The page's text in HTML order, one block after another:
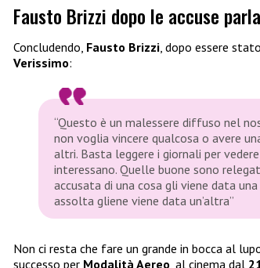
Fausto Brizzi dopo le accuse
Concludendo, Fausto Brizzi, dopo essere
Verissimo:
“Questo è un malessere diffuso nel
non voglia vincere qualcosa o avere
altri. Basta leggere i giornali per
interessano. Quelle buone sono
accusata di una cosa gli viene data
assolta gliene viene data un’altra”
Non ci resta che fare un grande in bocca al
successo per Modalità Aereo , al cinema dal